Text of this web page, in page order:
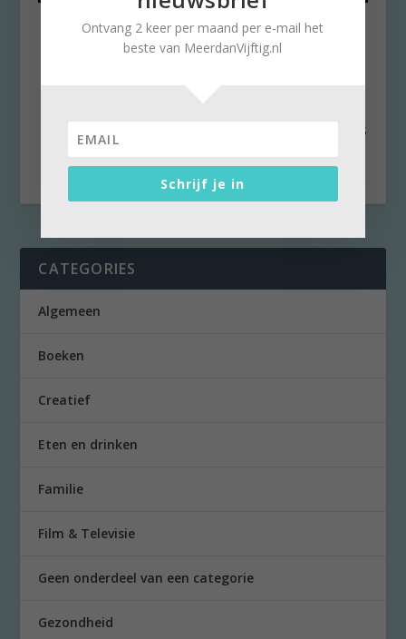
Rob de Nijs als Johan Cruijff ‘in
zekere zin onsterfelijk…’
televisieprogramma Matthijs gaat door net als
CATEGORIES
Algemeen
Boeken
Creatief
Eten en drinken
Familie
Film & Televisie
Geen onderdeel van een categorie
Gezondheid
Ontvang 2 keer per maand per e-mail het
beste van MeerdanVijftig.nl
Schrijf je in